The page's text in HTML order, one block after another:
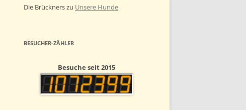
Die Brücknerszu Unsere Hunde
BESUCHER-ZÄHLER
Besuche seit 2015